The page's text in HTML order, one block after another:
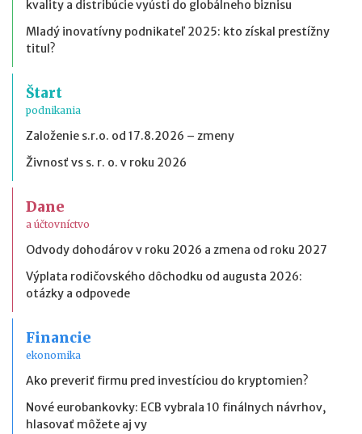
kvality a distribúcie vyústi do globálneho biznisu
Mladý inovatívny podnikateľ 2025: kto získal prestížny
titul?
Štart
podnikania
Založenie s.r.o. od 17.8.2026 – zmeny
Živnosť vs s. r. o. v roku 2026
Dane
a účtovníctvo
Odvody dohodárov v roku 2026 a zmena od roku 2027
Výplata rodičovského dôchodku od augusta 2026:
otázky a odpovede
Financie
ekonomika
Ako preveriť firmu pred investíciou do kryptomien?
Nové eurobankovky: ECB vybrala 10 finálnych návrhov,
hlasovať môžete aj vy